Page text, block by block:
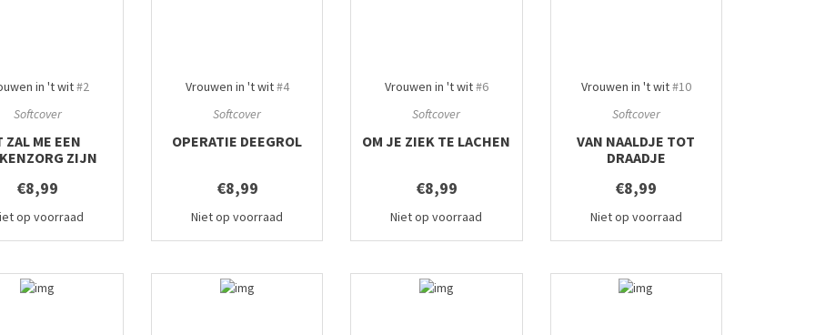
in 't wit#2
Softcover
ZAL ME EEN
ZIJN
€8,99
op voorraad
Vrouwen in 't wit#4
Softcover
OPERATIE DEEGROL
€8,99
Niet op voorraad
Vrouwen in 't wit#6
Softcover
OM JE ZIEK TE LACHEN
€8,99
Niet op voorraad
Vrouwen in 't wit#10
Softcover
VAN NAALDJE TOT
DRAADJE
€8,99
Niet op voorraad